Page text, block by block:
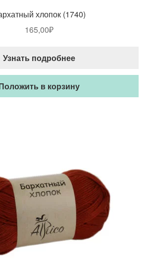
хлопок (1740)
165,00₽
Узнать подробнее
в корзину